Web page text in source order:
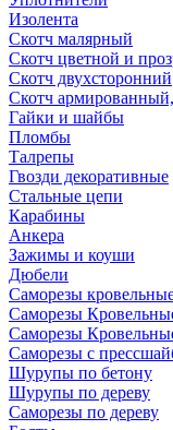
Изолента
Скотч малярный
Скотч цветной и
Скотч двухсторонний
Скотч
Гайки и шайбы
Пломбы
Талрепы
Гвозди декоративные
Стальные цепи
Карабины
Анкера
Зажимы и коуши
Дюбели
Саморезы
Саморезы
Саморезы
Саморезы с
Шурупы по бетону
Шурупы по дереву
Саморезы по дереву